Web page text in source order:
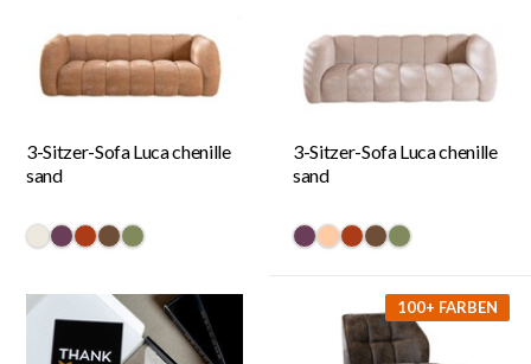
3-Sitzer-Sofa Luca chenille
sand
#eee9de
#6a3d58
#ac3c17
#6f4e37
#808a5d
3-Sitzer-Sofa Luca chenille
sand
#6a3d58
#ffcba4
#ac3c17
#6f4e37
#808a5d
100+ FARBEN